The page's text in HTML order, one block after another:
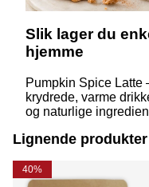
Slik lager du
hjemme
Pumpkin Spice Latte
krydrede, varme
og naturlige
noen få steg. Men
Lignende produkter
40%